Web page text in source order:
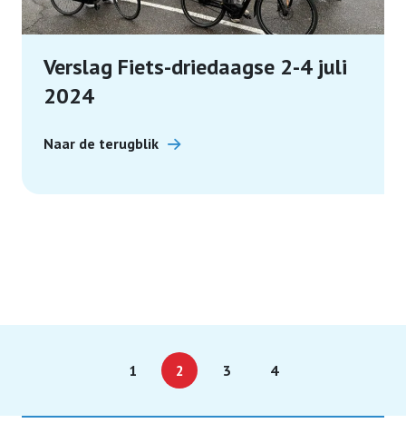
Verslag Fiets-driedaagse 2-4 juli
2024
Naar de terugblik
1 2 3 4